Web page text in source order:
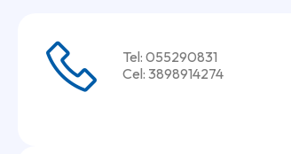
Tel: 055290831
Cel: 3898914274